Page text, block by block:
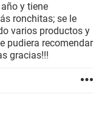
y tiene
ronchitas; se le
varios productos y
pudiera recomendar
gracias!!!